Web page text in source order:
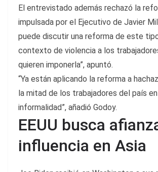
El entrevistado además rechazó la
impulsada por el Ejecutivo de Javier
puede discutir una reforma de este
contexto de violencia a los
quieren imponerla”, apuntó.
“Ya están aplicando la reforma a
la mitad de los trabajadores del país
informalidad”, añadió Godoy.
EEUU busca
influencia en Asia